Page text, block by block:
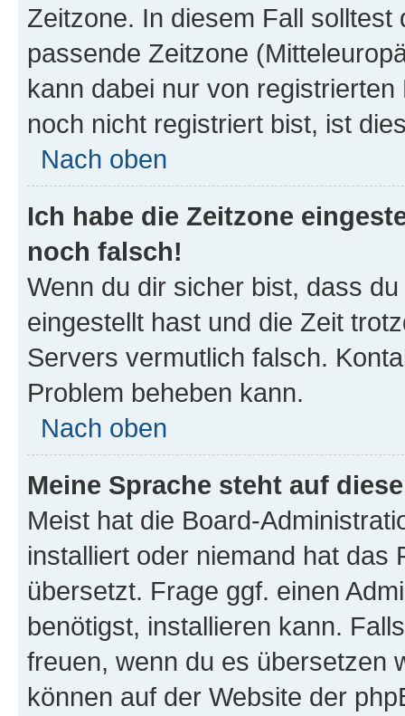
Zeitzone. In diesem Fall solltest
passende Zeitzone
kann dabei nur von
noch nicht registriert bist, ist
Nach oben
Ich habe die Zeitzone
noch falsch!
Wenn du dir sicher bist, dass
eingestellt hast und die Zeit
Servers vermutlich falsch.
Problem beheben kann.
Nach oben
Meine Sprache steht auf
Meist hat die Board-
installiert oder niemand hat das
übersetzt. Frage ggf. einen
benötigst, installieren kann.
freuen, wenn du es übersetzen
können auf der Website der